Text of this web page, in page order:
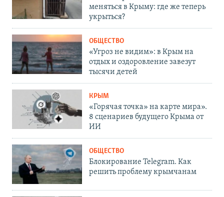
меняться в Крыму: где же теперь
укрыться?
ОБЩЕСТВО
«Угроз не видим»: в Крым на
отдых и оздоровление завезут
тысячи детей
КРЫМ
«Горячая точка» на карте мира».
8 сценариев будущего Крыма от
ИИ
ОБЩЕСТВО
Блокирование Telegram. Как
решить проблему крымчанам